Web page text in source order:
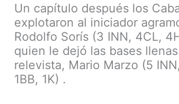
Un capítulo después los
explotaron al iniciador
Rodolfo Sorís (3 INN, 4CL,
quien le dejó las bases
relevista, Mario Marzo (5
1BB, 1K) .